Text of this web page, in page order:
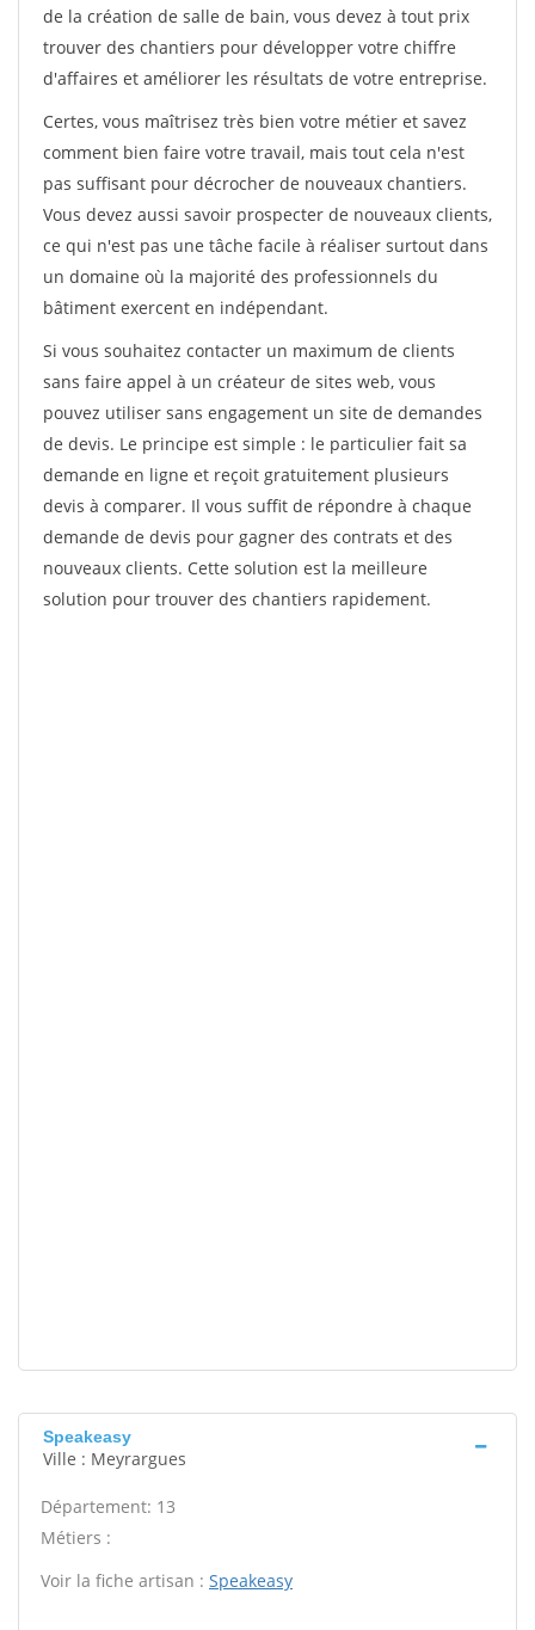
de la création de salle de bain, vous devez à tout prix
trouver des chantiers pour développer votre chiffre
d'affaires et améliorer les résultats de votre entreprise.
Certes, vous maîtrisez très bien votre métier et savez
comment bien faire votre travail, mais tout cela n'est
pas suffisant pour décrocher de nouveaux chantiers.
Vous devez aussi savoir prospecter de nouveaux clients,
ce qui n'est pas une tâche facile à réaliser surtout dans
un domaine où la majorité des professionnels du
bâtiment exercent en indépendant.
Si vous souhaitez contacter un maximum de clients
sans faire appel à un créateur de sites web, vous
pouvez utiliser sans engagement un site de demandes
de devis. Le principe est simple : le particulier fait sa
demande en ligne et reçoit gratuitement plusieurs
devis à comparer. Il vous suffit de répondre à chaque
demande de devis pour gagner des contrats et des
nouveaux clients. Cette solution est la meilleure
solution pour trouver des chantiers rapidement.
Speakeasy
Ville : Meyrargues
Département: 13
Métiers :
Voir la fiche artisan : Speakeasy